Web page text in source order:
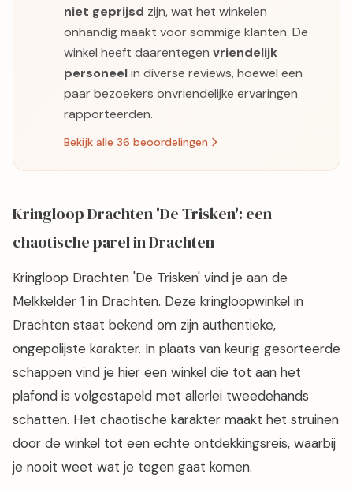
niet geprijsd zijn, wat het winkelen
onhandig maakt voor sommige klanten. De
winkel heeft daarentegen vriendelijk
personeelin diverse reviews, hoewel een
paar bezoekers onvriendelijke ervaringen
rapporteerden.
Bekijk alle 36 beoordelingen
Kringloop Drachten 'De Trisken': een
chaotische parel in Drachten
Kringloop Drachten 'De Trisken' vind je aan de
Melkkelder 1 in Drachten. Deze kringloopwinkel in
Drachten staat bekend om zijn authentieke,
ongepolijste karakter. In plaats van keurig gesorteerde
schappen vind je hier een winkel die tot aan het
plafond is volgestapeld met allerlei tweedehands
schatten. Het chaotische karakter maakt het struinen
door de winkel tot een echte ontdekkingsreis, waarbij
je nooit weet wat je tegen gaat komen.